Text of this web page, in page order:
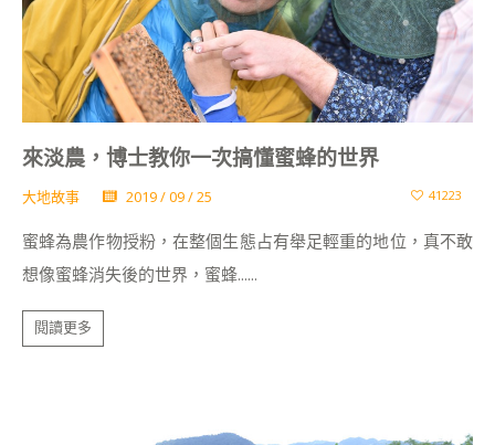
來淡農，博士教你一次搞懂蜜蜂的世界
大地故事 2019 / 09 / 25 41223
蜜蜂為農作物授粉，在整個生態占有舉足輕重的地位，真不敢
想像蜜蜂消失後的世界，蜜蜂......
閱讀更多